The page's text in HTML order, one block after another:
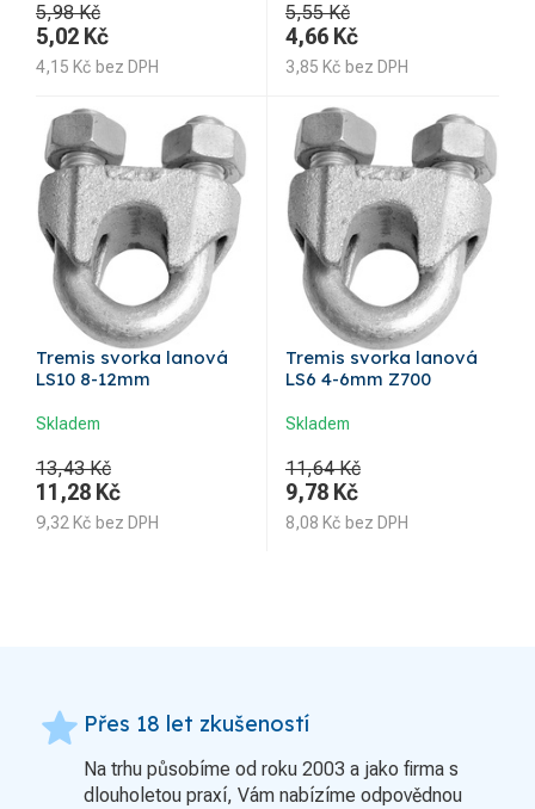
5,98 Kč
5,02 Kč
4,15 Kč bez DPH
5,55 Kč
4,66 Kč
3,85 Kč bez DPH
Tremis svorka lanová
LS10 8-12mm
Skladem
13,43 Kč
11,28 Kč
9,32 Kč bez DPH
Tremis svorka lanová
LS6 4-6mm Z700
Skladem
11,64 Kč
9,78 Kč
8,08 Kč bez DPH
grade Přes 18 let zkušeností
Na trhu působíme od roku 2003 a jako firma s
dlouholetou praxí, Vám nabízíme odpovědnou